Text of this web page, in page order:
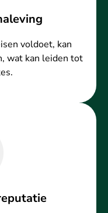
voldoet, kan
wat kan leiden tot